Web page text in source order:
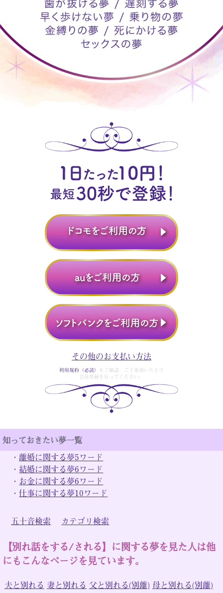
その他のお支払い方法
利用規約（必読）
をご確認、ご了承頂いた上で
会員登録を行ってください。
知っておきたい夢一覧
・ 離婚に関する夢5ワード
・ 結婚に関する夢6ワード
・ お金に関する夢6ワード
・仕事に関する夢10ワード
五十音検索 カテゴリ検索
【別れ話をする/される】に関する夢を見た人は他
にもこんなページを見ています。
夫と別れる 妻と別れる 父と別れる(別離) 母と別れる(別離)